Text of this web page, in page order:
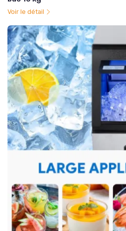
Voir le détail